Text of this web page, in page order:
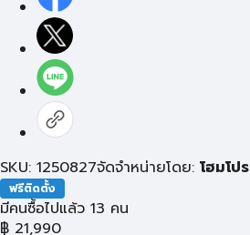
SKU: 1250827จัดจำหน่ายโดย: โฮมโปร
ฟรีติดตั้ง
มีคนซื้อไปแล้ว 13 คน
฿ 21,990